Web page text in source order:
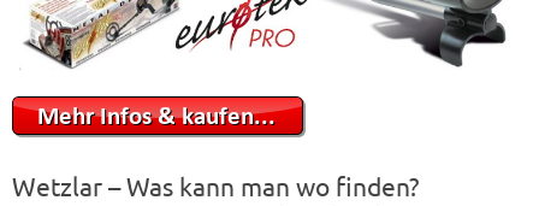
Wetzlar – Was kann man wo finden?